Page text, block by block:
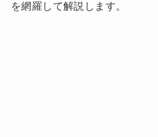
を網羅して解説します。